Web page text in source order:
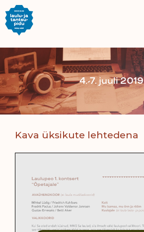
4.-7. juuli 2019
Kava üksikute lehtedena